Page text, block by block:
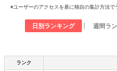
※ユーザーのアクセスを基に独自の集計方法
日別ランキング 週間ラ
ランク